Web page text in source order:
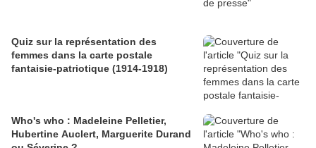
Quiz sur la représentation des
femmes dans la carte postale
fantaisie-patriotique (1914-1918)
Who's who : Madeleine Pelletier,
Hubertine Auclert, Marguerite Durand